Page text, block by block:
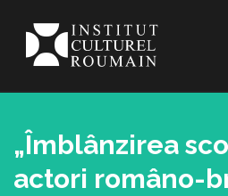
„Îmblânzirea
actori româno-